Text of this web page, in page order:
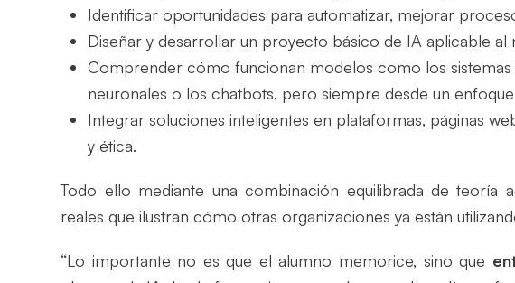
Identificar oportunidades para automatizar, mejorar
Diseñar y desarrollar un proyecto básico de IA aplicable al
Comprender cómo funcionan modelos como los sistemas
neuronales o los chatbots, pero siempre desde un
Integrar soluciones inteligentes en plataformas, páginas
y ética.
Todo ello mediante una combinación equilibrada de teoría
reales que ilustran cómo otras organizaciones ya están
“Lo importante no es que el alumno memorice, sino que